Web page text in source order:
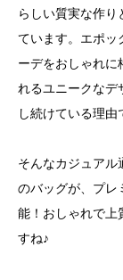
らしい質実な作り
ています。エポッ
ーデをおしゃれに
れるユニークなデ
し続けている理由
そんなカジュアル
のバッグが、プレ
能！おしゃれで上
すね♪